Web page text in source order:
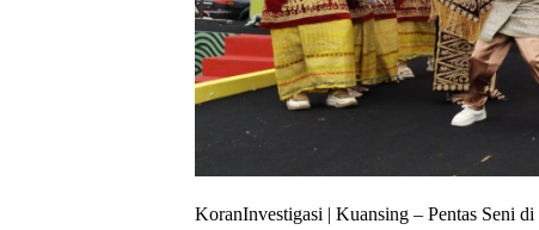
KoranInvestigasi | Kuansing – Pentas Seni